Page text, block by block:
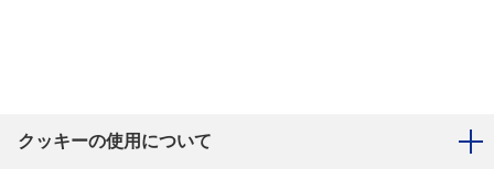
クッキーの使用について